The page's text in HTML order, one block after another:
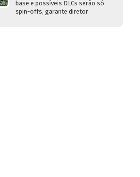
base e possíveis DLCs serão só
spin-offs, garante diretor